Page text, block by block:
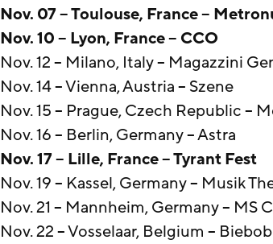
Nov. 07 – Toulouse, France –
Nov. 10 – Lyon, France – CCO
Nov. 12 – Milano, Italy – Magazzini
Nov. 14 – Vienna, Austria – Szene
Nov. 15 – Prague, Czech Republic –
Nov. 16 – Berlin, Germany – Astra
Nov. 17 – Lille, France – Tyrant Fest
Nov. 19 – Kassel, Germany – Musik
Nov. 21 – Mannheim, Germany – MS
Nov. 22 – Vosselaar, Belgium – Biebob